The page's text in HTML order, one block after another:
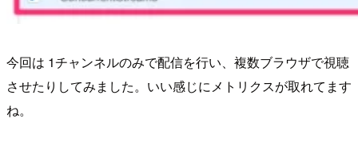
今回は 1チャンネルのみで配信を行い、複数ブラウザで視聴
させたりしてみました。いい感じにメトリクスが取れてます
ね。